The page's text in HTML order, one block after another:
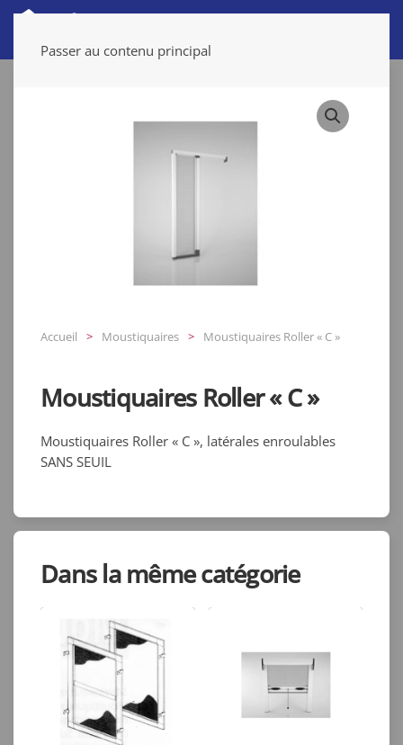
Passer au contenu principal
Accueil Moustiquaires Moustiquaires Roller « C »
Moustiquaires Roller « C »
Moustiquaires Roller « C », latérales enroulables
SANS SEUIL
Dans la même catégorie